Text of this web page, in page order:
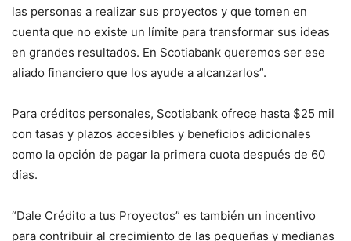
las personas a realizar sus proyectos y que tomen en
cuenta que no existe un límite para transformar sus ideas
en grandes resultados. En Scotiabank queremos ser ese
aliado financiero que los ayude a alcanzarlos”.
Para créditos personales, Scotiabank ofrece hasta $25 mil
con tasas y plazos accesibles y beneficios adicionales
como la opción de pagar la primera cuota después de 60
días.
“Dale Crédito a tus Proyectos” es también un incentivo
para contribuir al crecimiento de las pequeñas y medianas